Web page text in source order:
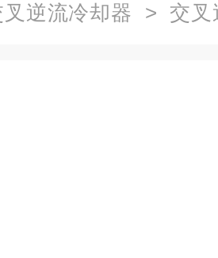
叉逆流冷却器 > 交叉